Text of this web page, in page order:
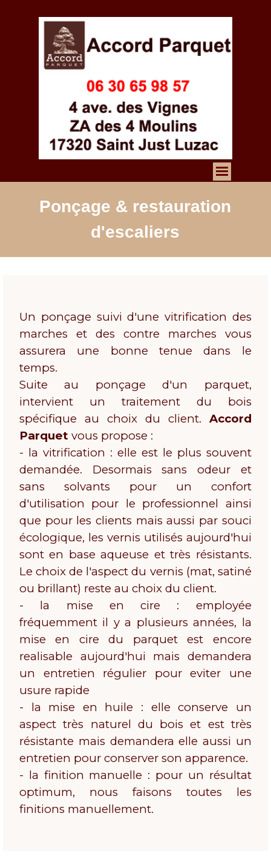
Ponçage & restauration
d'escaliers
Un ponçage suivi d'une vitrification des
marches et des contre marches vous
assurera une bonne tenue dans le
temps.
Suite au ponçage d'un parquet,
intervient un traitement du bois
spécifique au choix du client. Accord
Parquet vous propose :
- la vitrification : elle est le plus souvent
demandée. Desormais sans odeur et
sans solvants pour un confort
d'utilisation pour le professionnel ainsi
que pour les clients mais aussi par souci
écologique, les vernis utilisés aujourd'hui
sont en base aqueuse et très résistants.
Le choix de l'aspect du vernis (mat, satiné
ou brillant) reste au choix du client.
- la mise en cire : employée
fréquemment il y a plusieurs années, la
mise en cire du parquet est encore
realisable aujourd'hui mais demandera
un entretien régulier pour eviter une
usure rapide
- la mise en huile : elle conserve un
aspect très naturel du bois et est très
résistante mais demandera elle aussi un
entretien pour conserver son apparence.
- la finition manuelle : pour un résultat
optimum, nous faisons toutes les
finitions manuellement.